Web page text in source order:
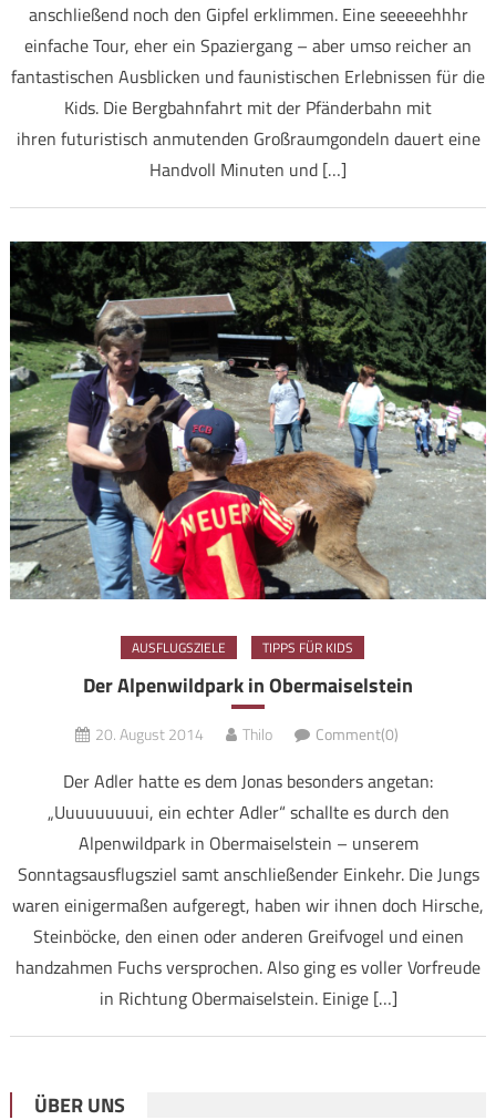
anschließend noch den Gipfel erklimmen. Eine seeeeehhhr
einfache Tour, eher ein Spaziergang – aber umso reicher an
fantastischen Ausblicken und faunistischen Erlebnissen für die
Kids. Die Bergbahnfahrt mit der Pfänderbahn mit
ihren futuristisch anmutenden Großraumgondeln dauert eine
Handvoll Minuten und […]
AUSFLUGSZIELE TIPPS FÜR KIDS
Der Alpenwildpark in Obermaiselstein
20. August 2014 Thilo Comment(0)
Der Adler hatte es dem Jonas besonders angetan:
„Uuuuuuuuui, ein echter Adler“ schallte es durch den
Alpenwildpark in Obermaiselstein – unserem
Sonntagsausflugsziel samt anschließender Einkehr. Die Jungs
waren einigermaßen aufgeregt, haben wir ihnen doch Hirsche,
Steinböcke, den einen oder anderen Greifvogel und einen
handzahmen Fuchs versprochen. Also ging es voller Vorfreude
in Richtung Obermaiselstein. Einige […]
ÜBER UNS